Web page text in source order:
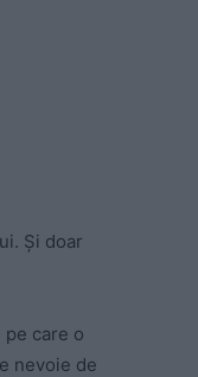
Și doar
care o
nevoie de